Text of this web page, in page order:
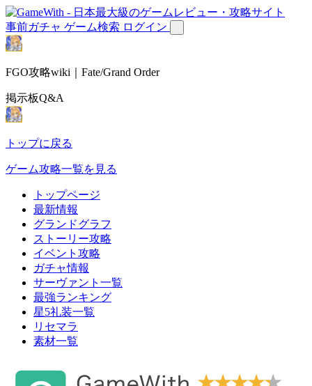
事前ガチャ ゲーム検索 ログイン
FGO攻略wiki｜Fate/Grand Order
掲示板Q&A
トップに戻る
ゲーム攻略一覧を見る
トップページ
最新情報
グランドグラフ
ストーリー攻略
イベント攻略
ガチャ情報
サーヴァント一覧
最強ランキング
星5礼装一覧
リセマラ
素材一覧